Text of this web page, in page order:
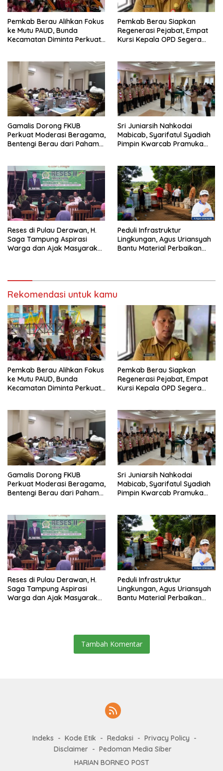
Pemkab Berau Alihkan Fokus
ke Mutu PAUD, Bunda
Kecamatan Diminta Perkuat
Pemkab Berau Siapkan
Regenerasi Pejabat, Empat
Kursi Kepala OPD Segera
Gamalis Dorong FKUB
Perkuat Moderasi Beragama,
Bentengi Berau dari Paham
Sri Juniarsih Nahkodai
Mabicab, Syarifatul Syadiah
Pimpin Kwarcab Pramuka
Reses di Pulau Derawan, H.
Saga Tampung Aspirasi
Warga dan Ajak Masyarakat
Peduli Infrastruktur
Lingkungan, Agus Uriansyah
Bantu Material Perbaikan
Rekomendasi untuk kamu
Pemkab Berau Alihkan Fokus
ke Mutu PAUD, Bunda
Kecamatan Diminta Perkuat
Pemkab Berau Siapkan
Regenerasi Pejabat, Empat
Kursi Kepala OPD Segera
Gamalis Dorong FKUB
Perkuat Moderasi Beragama,
Bentengi Berau dari Paham
Sri Juniarsih Nahkodai
Mabicab, Syarifatul Syadiah
Pimpin Kwarcab Pramuka
Reses di Pulau Derawan, H.
Saga Tampung Aspirasi
Warga dan Ajak Masyarakat
Peduli Infrastruktur
Lingkungan, Agus Uriansyah
Bantu Material Perbaikan
Tambah Komentar
Indeks Kode Etik Redaksi
Privacy Policy
Disclaimer
Pedoman Media Siber
HARIAN BORNEO POST